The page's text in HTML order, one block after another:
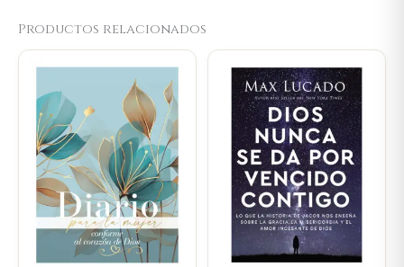
Productos relacionados
price
was:
$66.000.
Current
price
is:
$62.700.
price
was:
$70.400.
Current
price